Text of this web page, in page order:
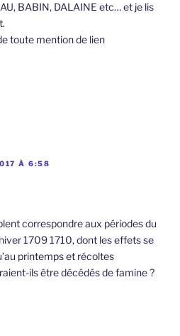
BABIN, DALAINE etc… et je lis
toute mention de lien
À 6:58
correspondre aux périodes du
1709 1710, dont les effets se
printemps et récoltes
ils être décédés de famine ?